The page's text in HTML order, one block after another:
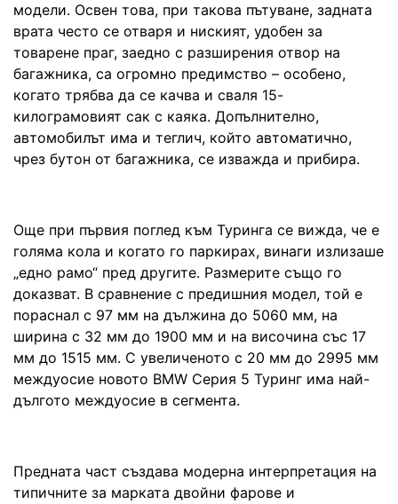
модели. Освен това, при такова пътуване, задната
врата често се отваря и ниският, удобен за
товарене праг, заедно с разширения отвор на
багажника, са огромно предимство – особено,
когато трябва да се качва и сваля 15-
килограмовият сак с каяка. Допълнително,
автомобилът има и теглич, който автоматично,
чрез бутон от багажника, се изважда и прибира.
Още при първия поглед към Туринга се вижда, че е
голяма кола и когато го паркирах, винаги излизаше
„едно рамо“ пред другите. Размерите също го
доказват. В сравнение с предишния модел, той е
пораснал с 97 мм на дължина до 5060 мм, на
ширина с 32 мм до 1900 мм и на височина със 17
мм до 1515 мм. С увеличеното с 20 мм до 2995 мм
междуосие новото BMW Серия 5 Туринг има най-
дългото междуосие в сегмента.
Предната част създава модерна интерпретация на
типичните за марката двойни фарове и